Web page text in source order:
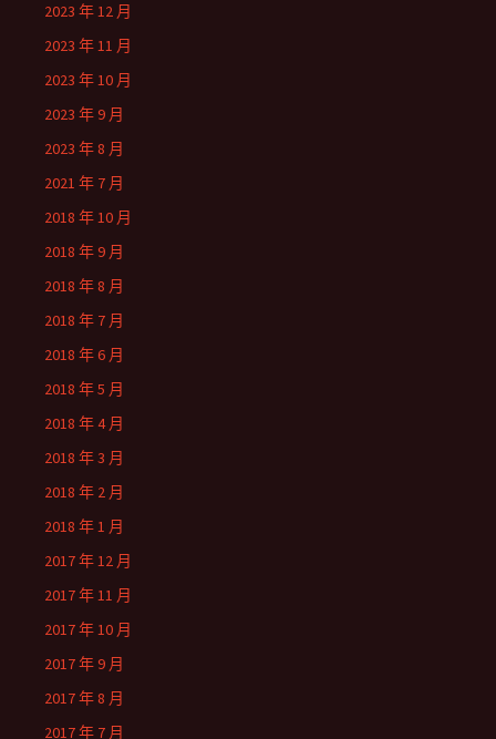
2023 年 12 月
2023 年 11 月
2023 年 10 月
2023 年 9 月
2023 年 8 月
2021 年 7 月
2018 年 10 月
2018 年 9 月
2018 年 8 月
2018 年 7 月
2018 年 6 月
2018 年 5 月
2018 年 4 月
2018 年 3 月
2018 年 2 月
2018 年 1 月
2017 年 12 月
2017 年 11 月
2017 年 10 月
2017 年 9 月
2017 年 8 月
2017 年 7 月